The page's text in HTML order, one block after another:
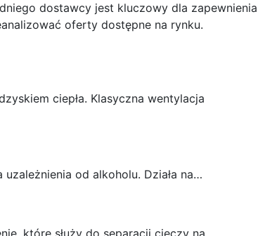
dostawcy jest kluczowy dla zapewnienia
oferty dostępne na rynku.
ciepła. Klasyczna wentylacja
od alkoholu. Działa na…